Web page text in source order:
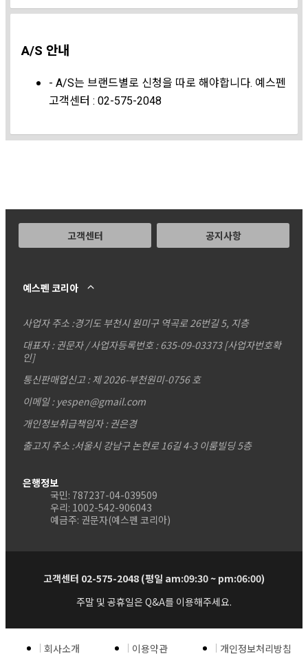
A/S 안내
- A/S는 브랜드별로 신청을 따로 해야합니다. 예스펜
고객센터 : 02-575-2048
고객센터 공지사항
예스펜 코리아
사업자 주소 :경기도 부천시 원미구 역곡로 26번길 5, 지층
대표자 : 권문자 / 사업자등록번호 : 635-09-03373[사업자번호확
인]
통신판매업신고 : 제 2026-부천원미-0756 호
이메일 : yespen@gmail.com
개인정보취급책임자 : 권은경
출고지 주소 :서울시 강남구 논현로 16길 4-3 이룸빌딩 5층
은행정보
국민: 787237-04-039509
우리: 1002-542-906043
예금주: 권문자(예스펜 코리아)
고객센터 02-575-2048 (평일 am:09:30 ~ pm:06:00)
주말 및 공휴일은 Q&A를 이용해주세요.
회사소개 이용약관 개인정보처리방침